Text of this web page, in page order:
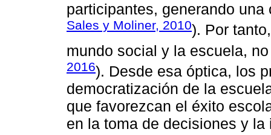
participantes, generando
Sales y Moliner, 2010). Por
mundo social y la escuela,
2016). Desde esa óptica, los
democratización de la
que favorezcan el éxito
en la toma de decisiones y